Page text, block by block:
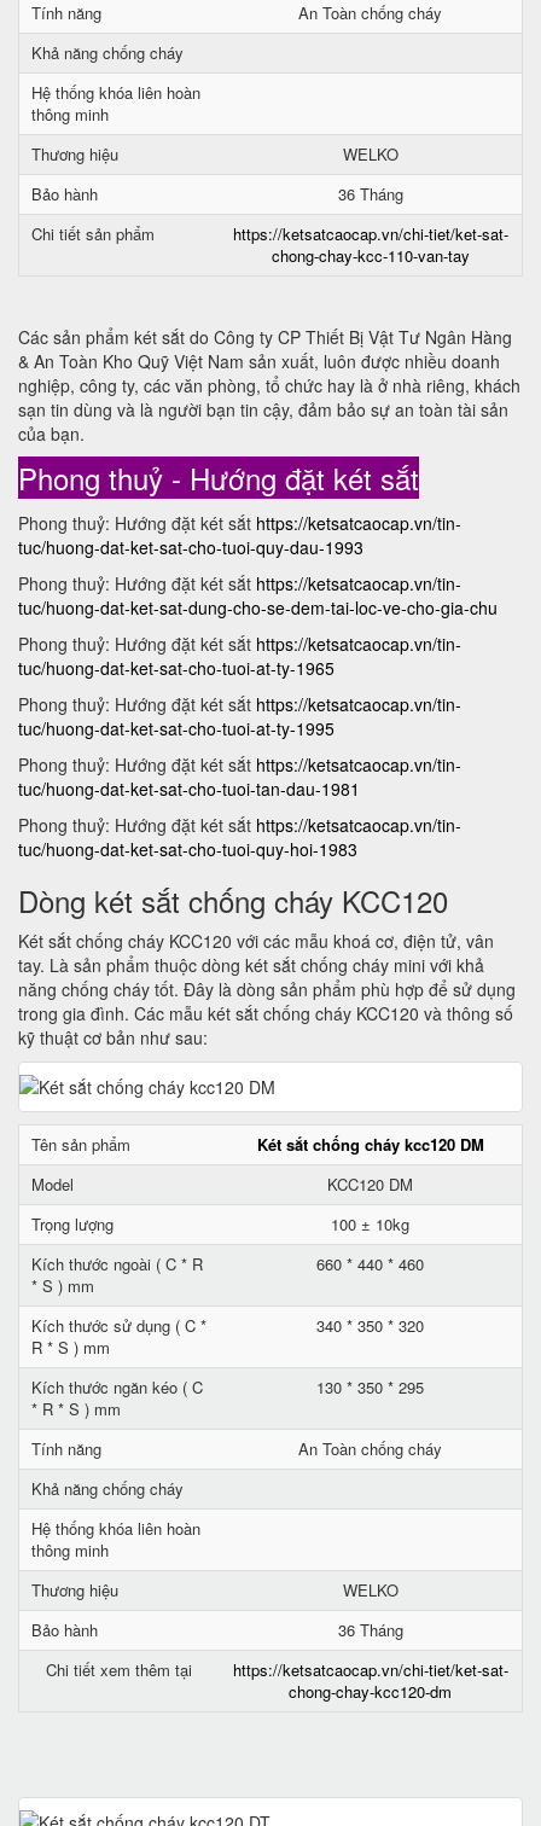
Tính năng
An Toàn chống cháy
Khả năng chống cháy
Hệ thống khóa liên hoàn
thông minh
Thương hiệu
WELKO
Bảo hành
36 Tháng
Chi tiết sản phẩm
https://ketsatcaocap.vn/chi-tiet/ket-sat-
chong-chay-kcc-110-van-tay
Các sản phẩm két sắt do Công ty CP Thiết Bị Vật Tư Ngân Hàng
& An Toàn Kho Quỹ Việt Nam sản xuất, luôn được nhiều doanh
nghiệp, công ty, các văn phòng, tổ chức hay là ở nhà riêng, khách
sạn tin dùng và là người bạn tin cậy, đảm bảo sự an toàn tài sản
của bạn.
Phong thuỷ - Hướng đặt két sắt
Phong thuỷ: Hướng đặt két sắt https://ketsatcaocap.vn/tin-
tuc/huong-dat-ket-sat-cho-tuoi-quy-dau-1993
Phong thuỷ: Hướng đặt két sắt https://ketsatcaocap.vn/tin-
tuc/huong-dat-ket-sat-dung-cho-se-dem-tai-loc-ve-cho-gia-chu
Phong thuỷ: Hướng đặt két sắt https://ketsatcaocap.vn/tin-
tuc/huong-dat-ket-sat-cho-tuoi-at-ty-1965
Phong thuỷ: Hướng đặt két sắt https://ketsatcaocap.vn/tin-
tuc/huong-dat-ket-sat-cho-tuoi-at-ty-1995
Phong thuỷ: Hướng đặt két sắt https://ketsatcaocap.vn/tin-
tuc/huong-dat-ket-sat-cho-tuoi-tan-dau-1981
Phong thuỷ: Hướng đặt két sắt https://ketsatcaocap.vn/tin-
tuc/huong-dat-ket-sat-cho-tuoi-quy-hoi-1983
Dòng két sắt chống cháy KCC120
Két sắt chống cháy KCC120 với các mẫu khoá cơ, điện tử, vân
tay. Là sản phẩm thuộc dòng két sắt chống cháy mini với khả
năng chống cháy tốt. Đây là dòng sản phẩm phù hợp để sử dụng
trong gia đình. Các mẫu két sắt chống cháy KCC120 và thông số
kỹ thuật cơ bản như sau:
Tên sản phẩm
Két sắt chống cháy kcc120 DM
Model
KCC120 DM
Trọng lượng
100 ± 10kg
Kích thước ngoài ( C * R
* S ) mm
660 * 440 * 460
Kích thước sử dụng ( C *
R * S ) mm
340 * 350 * 320
Kích thước ngăn kéo ( C
* R * S ) mm
130 * 350 * 295
Tính năng
An Toàn chống cháy
Khả năng chống cháy
Hệ thống khóa liên hoàn
thông minh
Thương hiệu
WELKO
Bảo hành
36 Tháng
Chi tiết xem thêm tại
https://ketsatcaocap.vn/chi-tiet/ket-sat-
chong-chay-kcc120-dm